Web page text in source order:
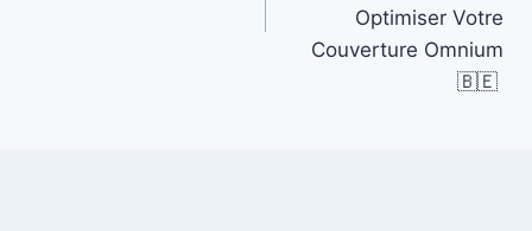
Optimiser Votre
Couverture Omnium
🇧🇪 ️